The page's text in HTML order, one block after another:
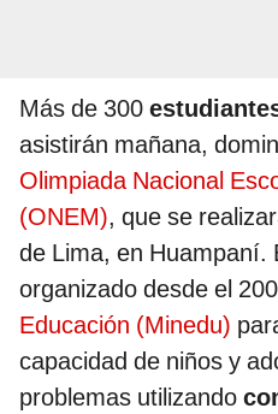
Más de 300
asistirán mañana,
Olimpiada Nacional
(ONEM), que se
de Lima, en Huampaní.
organizado desde el
Educación (Minedu)
capacidad de niños y
problemas utilizando